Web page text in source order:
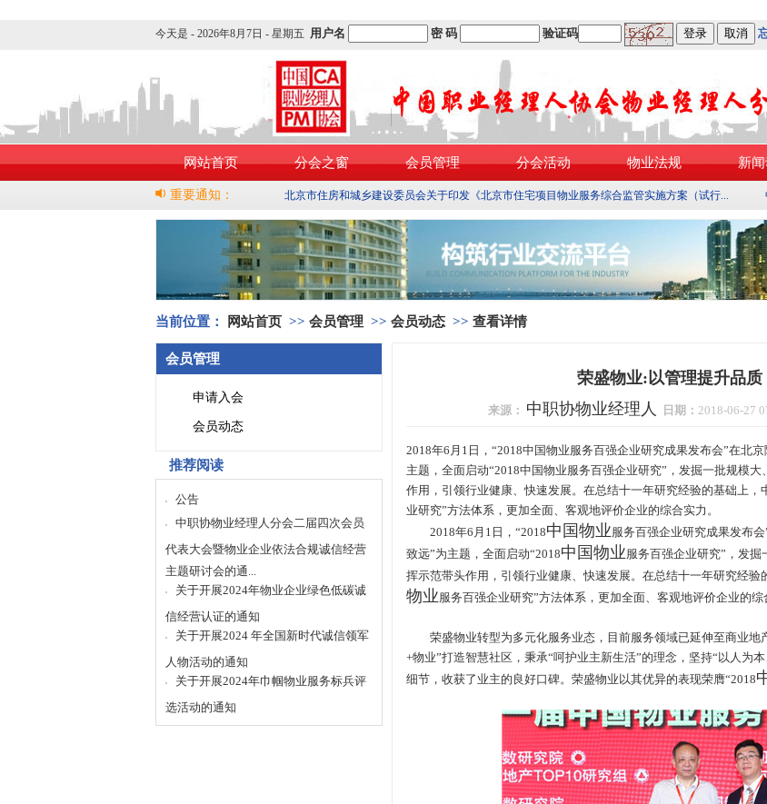
今天是 - 2026年8月7日 - 星期五 用户名 密 码 验证码
网站首页 分会之窗 会员管理 分会活动 物业法规 新
重要通知： 北京市住房和城乡建设委员会关于印发《北京市住宅项目物业服务综合监管实施方案（试行...
当前位置： 网站首页 >> 会员管理 >> 会员动态 >> 查看详情
会员管理
申请入会
会员动态
推荐阅读
公告
中职协物业经理人分会二届四次会员
代表大会暨物业企业依法合规诚信经营
主题研讨会的通...
关于开展2024年物业企业绿色低碳诚
信经营认证的通知
关于开展2024 年全国新时代诚信领军
人物活动的通知
关于开展2024年巾帼物业服务标兵评
选活动的通知
荣盛物业:以管理提升品
来源： 中职协物业经理人 日期： 2018-06-27
2018年6月1日，“2018中国物业服务百强企业研究成果发布会”在北
主题，全面启动“2018中国物业服务百强企业研究”，发掘一批规模
作用，引领行业健康、快速发展。在总结十一年研究经验的基础上
业研究”方法体系，更加全面、客观地评价企业的综合实力。
2018年6月1日，“2018中国物业服务百强企业研究成果发布
致远”为主题，全面启动“2018中国物业服务百强企业研究”，发
挥示范带头作用，引领行业健康、快速发展。在总结十一年研究经验
物业服务百强企业研究”方法体系，更加全面、客观地评价企业的综
荣盛物业转型为多元化服务业态，目前服务领域已延伸至商业地
+物业”打造智慧社区，秉承“呵护业主新生活”的理念，坚持“以人为
细节，收获了业主的良好口碑。荣盛物业以其优异的表现荣膺“2018